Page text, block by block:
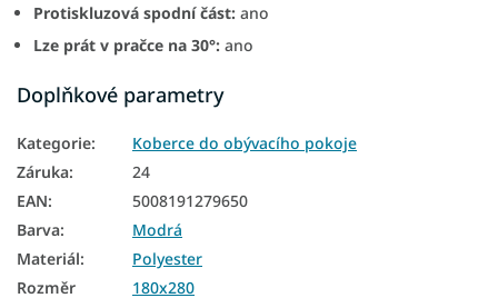
Protiskluzová spodní část: ano
Lze prát v pračce na 30°: ano
Doplňkové parametry
Kategorie:
Koberce do obývacího pokoje
Záruka:
24
EAN:
5008191279650
Barva:
Modrá
Materiál:
Polyester
Rozměr
180x280